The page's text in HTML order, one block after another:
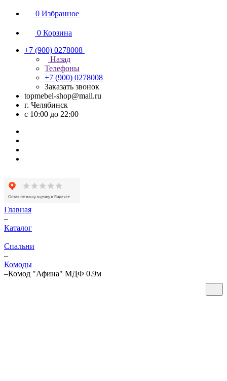
0 Избранное
0 Корзина
+7 (900) 0278008
Назад
Телефоны
+7 (900) 0278008
Заказать звонок
topmebel-shop@mail.ru
г. Челябинск
с 10:00 до 22:00
Главная
–
Каталог
–
Спальни
–
Комоды
–Комод "Афина" МДФ 0.9м